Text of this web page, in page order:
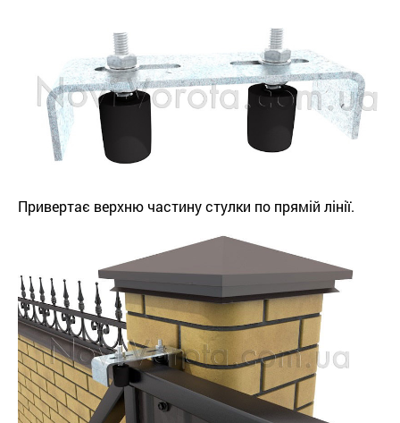
Привертає верхню частину стулки по прямій лінії.